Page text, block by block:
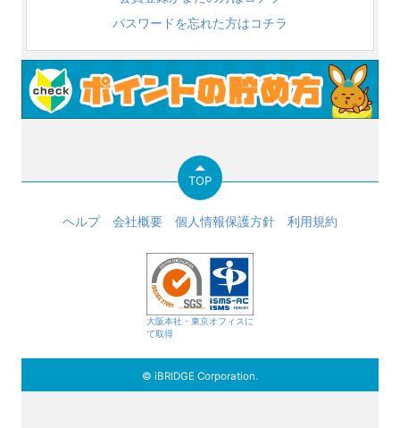
パスワードを忘れた方はコチラ
ヘルプ 会社概要 個人情報保護方針 利用規約
大阪本社・東京オフィスに
て取得
© iBRIDGE Corporation.
TOP